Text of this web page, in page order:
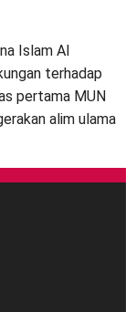
Islam Al
terhadap
pertama MUN
alim ulama